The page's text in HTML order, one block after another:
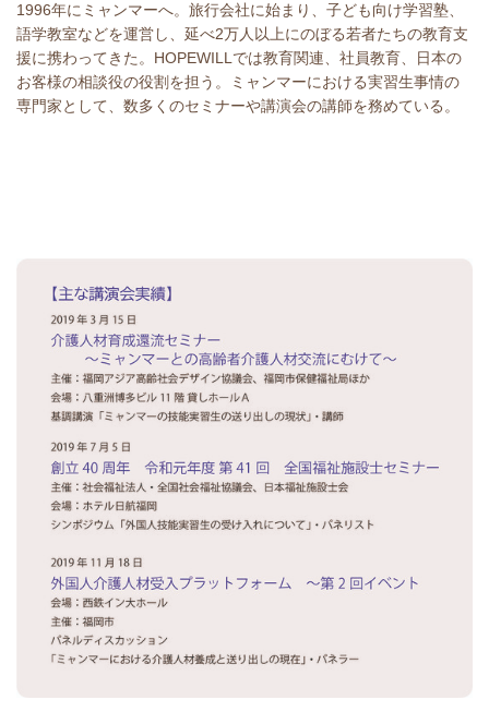
1996年にミャンマーへ。旅行会社に始まり、子ども向け学習塾、
語学教室などを運営し、延べ2万人以上にのぼる若者たちの教育支
援に携わってきた。 HOPEWILL では教育関連、社員教育、日本の
お客様の相談役の役割を担う。ミャンマーにおける実習生事情の
専門家として、数多くのセミナーや講演会の講師を務めている。